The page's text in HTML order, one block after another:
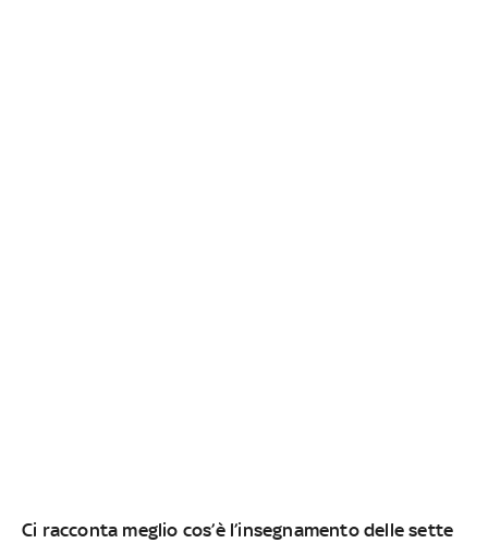
Ci racconta meglio cos’è l’insegnamento delle sette